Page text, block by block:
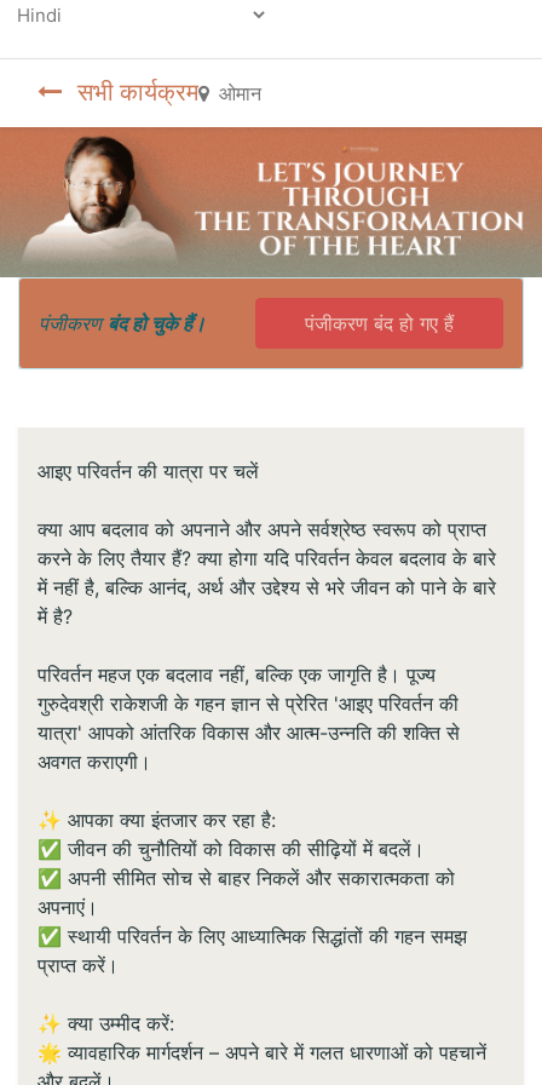
सभी कार्यक्रम ओमान
पंजीकरणबंद हो चुके हैं। पंजीकरण बंद हो गए हैं
आइए परिवर्तन की यात्रा पर चलें
क्या आप बदलाव को अपनाने और अपने सर्वश्रेष्ठ स्वरूप को प्राप्त
करने के लिए तैयार हैं? क्या होगा यदि परिवर्तन केवल बदलाव के बारे
में नहीं है, बल्कि आनंद, अर्थ और उद्देश्य से भरे जीवन को पाने के बारे
में है?
परिवर्तन महज एक बदलाव नहीं, बल्कि एक जागृति है। पूज्य
गुरुदेवश्री राकेशजी के गहन ज्ञान से प्रेरित 'आइए परिवर्तन की
यात्रा' आपको आंतरिक विकास और आत्म-उन्नति की शक्ति से
अवगत कराएगी।
✨ आपका क्या इंतजार कर रहा है:
✅ जीवन की चुनौतियों को विकास की सीढ़ियों में बदलें।
✅ अपनी सीमित सोच से बाहर निकलें और सकारात्मकता को
अपनाएं।
✅ स्थायी परिवर्तन के लिए आध्यात्मिक सिद्धांतों की गहन समझ
प्राप्त करें।
✨ क्या उम्मीद करें:
🌟 व्यावहारिक मार्गदर्शन – अपने बारे में गलत धारणाओं को पहचानें